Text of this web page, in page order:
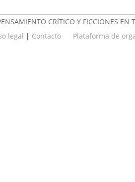
CRÍTICO Y FICCIONES EN
legal | Contacto Plataforma de